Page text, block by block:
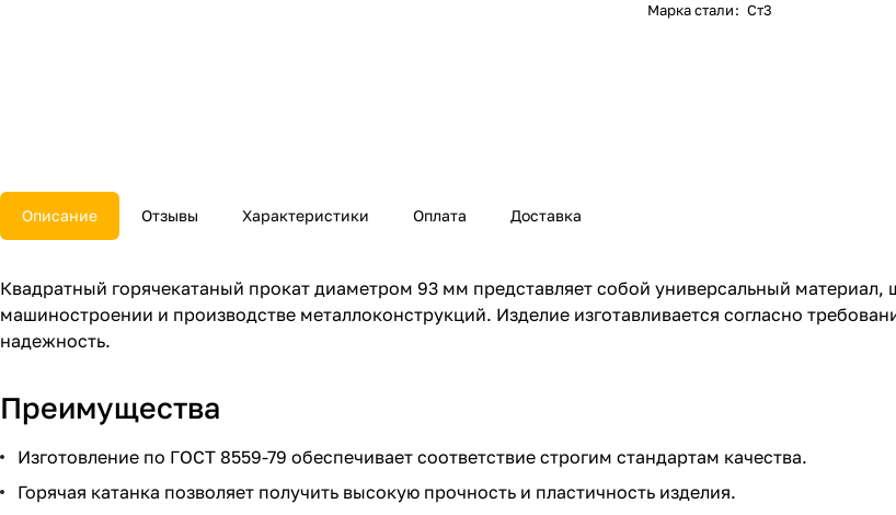
Марка стали: Ст3
Описание Отзывы Характеристики Оплата Доставка
Квадратный горячекатаный прокат диаметром 93 мм представляет собой универсальный
машиностроении и производстве металлоконструкций. Изделие изготавливается согласно
надежность.
Преимущества
Изготовление по ГОСТ 8559-79 обеспечивает соответствие строгим стандартам качества.
Горячая катанка позволяет получить высокую прочность и пластичность изделия.